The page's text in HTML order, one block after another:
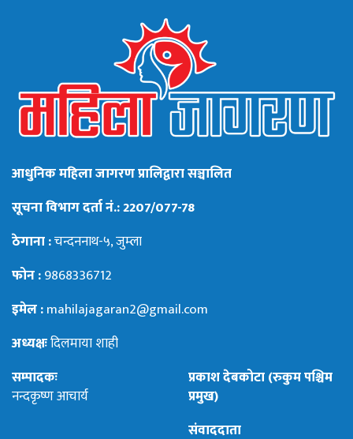
आधुनिक महिला जागरण प्रालिद्वारा सञ्चालित
सूचना विभाग दर्ता नं.: 2207/077-78
ठेगाना :चन्दननाथ-५, जुम्ला
फोन :9868336712
इमेल :mahilajagaran2@gmail.com
अध्यक्षःदिलमाया शाही
सम्पादकः
नन्दकृष्ण आचार्य
प्रकाश देबकोटा (रुकुम पश्चिम
प्रमुख)
संवाददाता